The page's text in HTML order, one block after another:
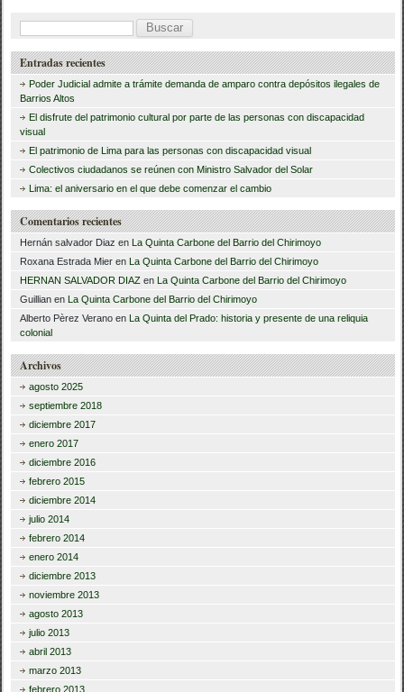
e
b
o
o
er p
ar
tir
B
u
s
c
a
r
:
Entradas recientes
Poder Judicial admite a trámite demanda de amparo contra depósitos ilegales de
Barrios Altos
El disfrute del patrimonio cultural por parte de las personas con discapacidad
visual
El patrimonio de Lima para las personas con discapacidad visual
Colectivos ciudadanos se reúnen con Ministro Salvador del Solar
Lima: el aniversario en el que debe comenzar el cambio
Comentarios recientes
Hernán salvador Diaz en La Quinta Carbone del Barrio del Chirimoyo
Roxana Estrada Mier en La Quinta Carbone del Barrio del Chirimoyo
HERNAN SALVADOR DIAZ en La Quinta Carbone del Barrio del Chirimoyo
Guillian en La Quinta Carbone del Barrio del Chirimoyo
Alberto Pèrez Verano en La Quinta del Prado: historia y presente de una reliquia
colonial
Archivos
agosto 2025
septiembre 2018
diciembre 2017
enero 2017
diciembre 2016
febrero 2015
diciembre 2014
julio 2014
febrero 2014
enero 2014
diciembre 2013
noviembre 2013
agosto 2013
julio 2013
abril 2013
marzo 2013
febrero 2013